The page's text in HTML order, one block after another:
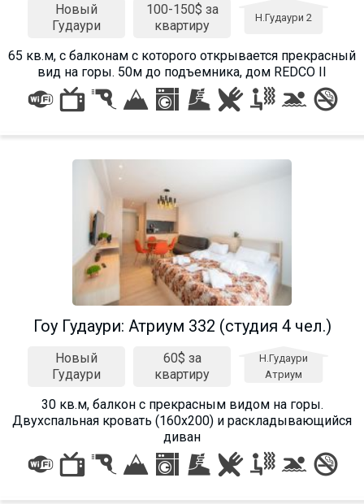
Новый
Гудаури
100-150$ за
квартиру
Н.Гудаури 2
65 кв.м, с балконам с которого открывается прекрасный
вид на горы. 50м до подъемника, дом REDCO II
Гоу Гудаури: Атриум 332 (студия 4 чел.)
Новый
Гудаури
60$ за
квартиру
Н.Гудаури
Атриум
30 кв.м, балкон с прекрасным видом на горы.
Двухспальная кровать (160х200) и раскладывающийся
диван
ГРУЗИЯ
О Грузии
Визы и Документы
Что пить?
Деньги
Галерея
Безопасность